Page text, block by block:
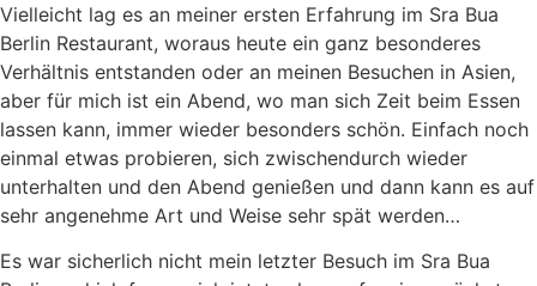
Vielleicht lag es an meiner ersten Erfahrung im Sra Bua
Berlin Restaurant, woraus heute ein ganz besonderes
Verhältnis entstanden oder an meinen Besuchen in Asien,
aber für mich ist ein Abend, wo man sich Zeit beim Essen
lassen kann, immer wieder besonders schön. Einfach noch
einmal etwas probieren, sich zwischendurch wieder
unterhalten und den Abend genießen und dann kann es auf
sehr angenehme Art und Weise sehr spät werden…
Es war sicherlich nicht mein letzter Besuch im Sra Bua